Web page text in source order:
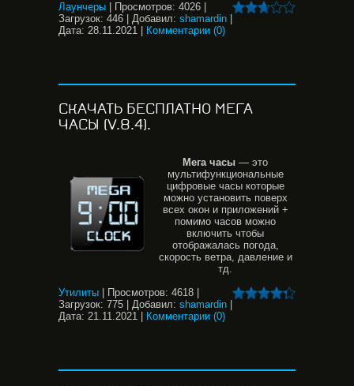
Лаунчеры
Просмотров: 4026
Загрузок: 446 Добавил: shamardin
Дата: 28.11.2021 Комментарии (0)
СКАЧАТЬ БЕСПЛАТНО МЕГА
ЧАСЫ (V.8.4).
Мега часы — это
мультифункциональные
цифровые часы которые
можно установить поверх
всех окон и приложений +
помимо часов можно
включить чтобы
отображалась погода,
скорость ветра, давление и
тд.
Утилиты
Просмотров: 4618
Загрузок: 775 Добавил: shamardin
Дата: 21.11.2021 Комментарии (0)